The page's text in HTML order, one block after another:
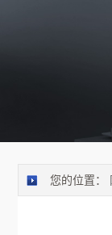
您的位置：